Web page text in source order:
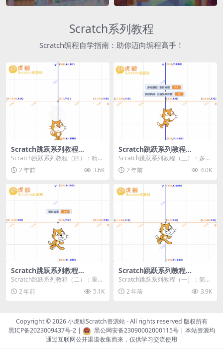
Scratch系列教程
Scratch编程自学指南：助你迈向编程高手！
Scratch跳跃系列教程
（四）：精准着陆
Scratch跳跃系列教程（四）：精准
着陆 作者：小虎鲸Scratch资源站
... 2 年前 3.6K
Scratch跳跃系列教程
（三）：多段跳跃
Scratch跳跃系列教程（三）：多段
跳跃 作者：小虎鲸Scratch资源站
连...2 年前 4.0K
Scratch跳跃系列教程
（二）：重力跳跃
Scratch跳跃系列教程（二）：重力
跳跃 作者：小虎鲸Scratch资源站
按...2 年前 5.1K
Scratch跳跃系列教程
（一）：简单跳跃
Scratch跳跃系列教程（一）：简单
跳跃 作者：小虎鲸Scratch资源站
按...2 年前 3.9K
Copyright © 2026小虎鲸Scratch资源站- All rights reserved 版权所有
黑ICP备2023009437号-2| 黑公网安备23090002000115号| 本站资源均
通过互联网公开渠道收集而来，仅供学习交流使用